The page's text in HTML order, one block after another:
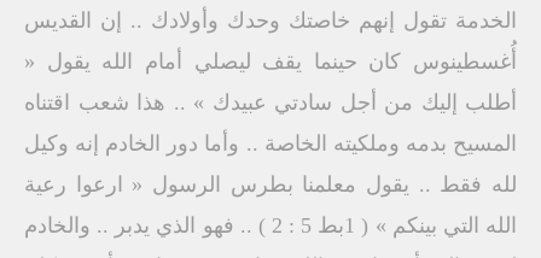
الخدمة تقول إنهم خاصتك وحدك وأولادك .. إن القديس
أُغسطينوس كان حينما يقف ليصلي أمام الله يقول «
أطلب إليك من أجل سادتي عبيدك » .. هذا شعب اقتناه
المسيح بدمه وملكيته الخاصة .. وأما دور الخادم إنه وكيل
لله فقط .. يقول معلمنا بطرس الرسول « ارعوا رعية
الله التي بينكم » ( 1بط 5 : 2 ) .. فهو الذي يدبر .. والخادم